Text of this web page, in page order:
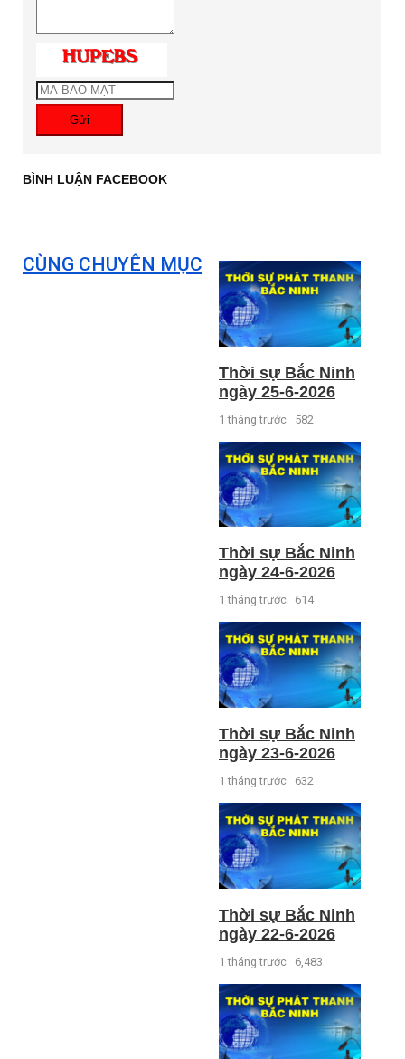
Gửi
BÌNH LUẬN FACEBOOK
CÙNG CHUYÊN MỤC
Thời sự Bắc Ninh
ngày 25-6-2026
1 tháng trước 582
Thời sự Bắc Ninh
ngày 24-6-2026
1 tháng trước 614
Thời sự Bắc Ninh
ngày 23-6-2026
1 tháng trước 632
Thời sự Bắc Ninh
ngày 22-6-2026
1 tháng trước 6,483